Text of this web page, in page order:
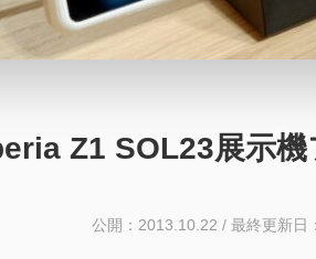
Z1 SOL23展示
公開：2013.10.22 / 最終更新日